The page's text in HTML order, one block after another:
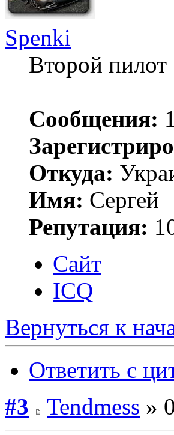
Spenki
Второй пилот
Сообщения:
Откуда:
Имя: Сергей
Репутация:
Сайт
ICQ
Вернуться к
Ответить с
#3
Tendmess »